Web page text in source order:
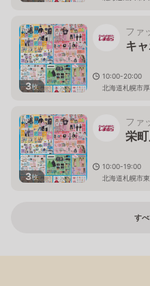
3枚
ファ
キ
10:00-20:00
北海道札幌市
3枚
ファ
栄
10:00-19:00
北海道札幌市
す